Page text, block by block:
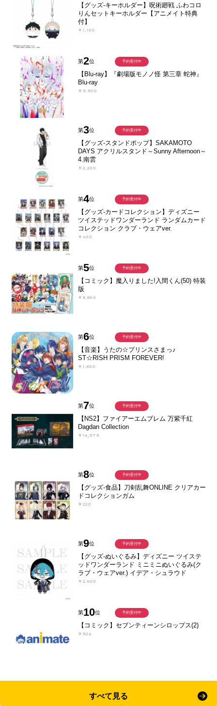
【グッズ-キーホルダー】呪術廻戦 ふわコロ
りんセットキーホルダー【アニメイト特典
付】
￥1,100
第2位
【Blu-ray】『劇場版モノノ怪 第三章 蛇神』
Blu-ray
￥9,900
予約受付中
第3位
【グッズ-スタンドポップ】SAKAMOTO
DAYS アクリルスタンド～Sunny Afternoon～
4.南雲
￥2,200
予約受付中
第4位
【グッズ-カードコレクション】ディズニー
ツイステッドワンダーランド ランダムカード
コレクション クラブ・ウェアver.
￥400
予約受付中
第5位
【コミック】魔入りました!入間くん(50) 特装
版
￥3,850
予約受付中
第6位
【音楽】うたの☆プリンスさまっ♪
ST☆RISH PRISM FOREVER!
￥1,650
予約受付中
第7位
【NS2】ファイアーエムブレム 万紫千紅
Dagdan Collection
￥14,979
予約受付中
第8位
【グッズ-食品】刀剣乱舞ONLINE クリアカー
ドコレクションガム
￥220
予約受付中
第9位
【グッズ-ぬいぐるみ】ディズニー ツイステ
ッドワンダーランド ミニミニぬいぐるみ(ク
ラブ・ウェアver.) イデア・シュラウド
￥2,500
予約受付中
第10位
【コミック】セブンティーンシロップス(2)
￥924
予約受付中
すべて見る